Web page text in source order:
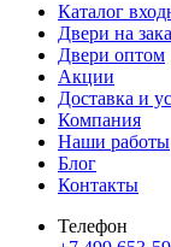
Каталог
Двери на
Двери оптом
Акции
Доставка и
Компания
Наши работы
Блог
Контакты
Телефон